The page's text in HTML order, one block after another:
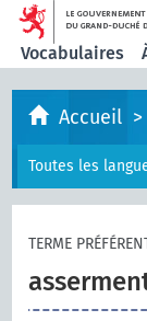
Vocabulaires
Accueil
Toutes les
TERME